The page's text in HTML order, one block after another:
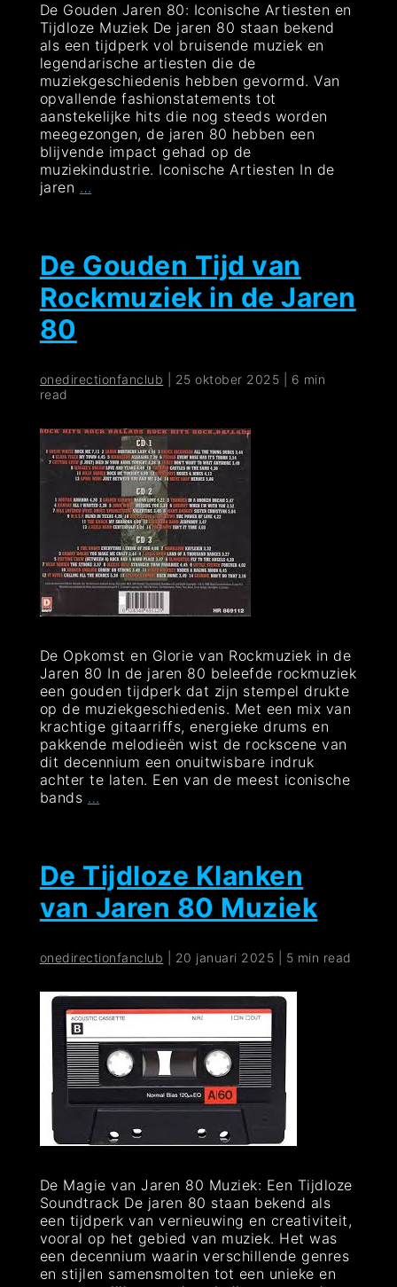
De Gouden Jaren 80: Iconische Artiesten en
Tijdloze Muziek De jaren 80 staan bekend
als een tijdperk vol bruisende muziek en
legendarische artiesten die de
muziekgeschiedenis hebben gevormd. Van
opvallende fashionstatements tot
aanstekelijke hits die nog steeds worden
meegezongen, de jaren 80 hebben een
blijvende impact gehad op de
muziekindustrie. Iconische Artiesten In de
jaren …
Jaren
80
Artiesten:
Iconen
Blijven
De Gouden Tijd van
Rockmuziek in de Jaren
80
onedirectionfanclub 25 oktober 2025
6 min
read
De Opkomst en Glorie van Rockmuziek in de
Jaren 80 In de jaren 80 beleefde rockmuziek
een gouden tijdperk dat zijn stempel drukte
op de muziekgeschiedenis. Met een mix van
krachtige gitaarriffs, energieke drums en
pakkende melodieën wist de rockscene van
dit decennium een onuitwisbare indruk
achter te laten. Een van de meest iconische
bands …
Rockmuziek
in
de
Jaren
De Tijdloze Klanken
van Jaren 80 Muziek
onedirectionfanclub 20 januari 2025 5 min read
De Magie van Jaren 80 Muziek: Een Tijdloze
Soundtrack De jaren 80 staan bekend als
een tijdperk van vernieuwing en creativiteit,
vooral op het gebied van muziek. Het was
een decennium waarin verschillende genres
en stijlen samensmolten tot een unieke en